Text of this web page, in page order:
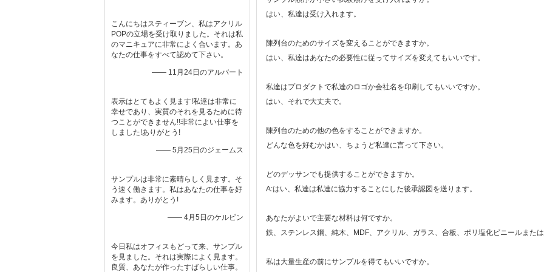
こんにちはスティーブン、私はアクリル
POPの立場を受け取りました。それは私
のマニキュアに非常によく合います。あ
なたの仕事をすべて認めて下さい。
—— 11月24日のアルバート
表示はとてもよく見ます!私達は非常に
幸せであり、実質のそれを見るために待
つことができません!!非常によい仕事を
しました!ありがとう!
—— 5月25日のジェームス
サンプルは非常に素晴らしく見ます。そ
う速く働きます。私はあなたの仕事を好
みます。ありがとう!
—— 4月5日のケルビン
今日私はオフィスもどって来、サンプル
を見ました。それは実際によく見ます。
良質、あなたが作ったすばらしい仕事。
はい、私達は受け入れます。
陳列台のためのサイズを変えることができますか。
はい、私達はあなたの必要性に従ってサイズを変えてもいいです。
私達はプロダクトで私達のロゴか会社名を印刷してもいいですか。
はい、それで大丈夫で。
陳列台のための他の色をすることができますか。
どんな色を好むかはい、ちょうど私達に言って下さい。
どのデッサンでも提供することができますか。
A:はい、私達は私達に協力することにした後承認図を送ります。
あなたがよいで主要な材料は何ですか。
鉄、ステンレス鋼、純木、MDF、アクリル、ガラス、合板、ポリ塩化ビニールまたは
私は大量生産の前にサンプルを得てもいいですか。